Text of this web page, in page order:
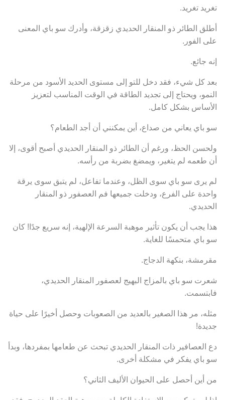
تغريد تغريد.
أطلق الطائر ذو المنقار الحديدي زقزقة، وأدرك سو باي المعنى
على الفور.
إنه جائع.
بعد كل شيء، فقد دخل للتو إلى مستوى الحديد الأسود من مرحلة
النمو، ويحتاج إلى تجديد الطاقة في الوقت المناسب لتعزيز
الأساس بشكل كامل.
سو باي يعاني من صداع، أين يمكنني أن أجد الطعام؟
ولحسن الحظ، ورغم أن الطائر ذو المنقار الحديدي أصبح أقوى، إلا
أن طعمه لم يتغير، ويمضغ بضربة من رأسه.
لم يرى سو باي سوى الظل، وعندما تفاعل، لم يتبق سوى يرقة
واحدة على الفرع، ودخلت جميعها فم العصفور ذو المنقار
الحديدي.
هذا يجب أن يكون تأثير موهبة السرعة الإلهية، إنه سريع جدًا! كان
سو باي متحمسًا للغاية.
مقرمشة، بنكهة الدجاج.
شعرت سو باي بالمزاج البهيج لعصفور المنقار الحديدي،
فابتسمت.
مثله، مر هذا الصغير بالعديد من الصعوبات وحصل أخيرًا على حياة
جديدة!
دع العصافير ذات المنقار الحديدي تبحث عن طعامها بمفردها، وبدأ
سو باي يفكر في مشكلة أخرى.
من أين أحصل على الحيوان الأليف الثاني؟